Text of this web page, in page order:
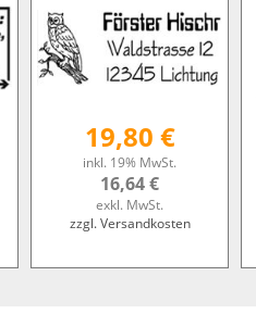
19,80 €
inkl. 19% MwSt.
16,64 €
exkl. MwSt.
zzgl. Versandkosten